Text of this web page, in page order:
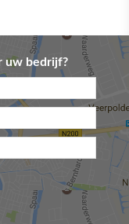
uw bedrijf?